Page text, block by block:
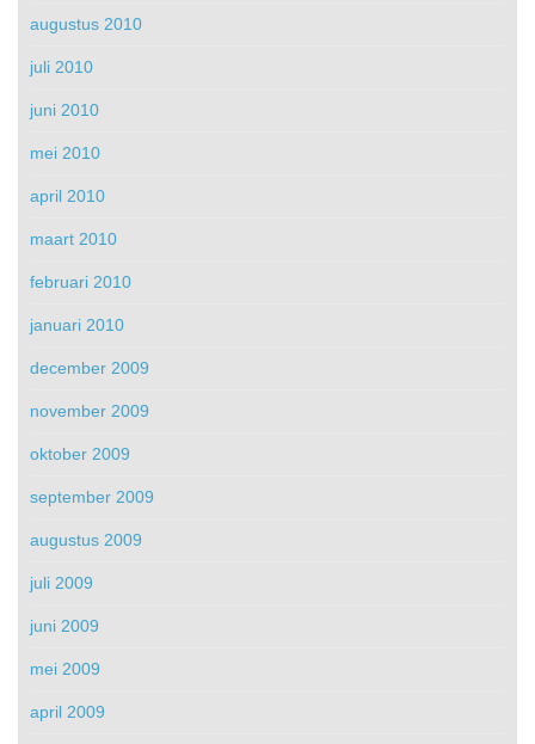
augustus 2010
juli 2010
juni 2010
mei 2010
april 2010
maart 2010
februari 2010
januari 2010
december 2009
november 2009
oktober 2009
september 2009
augustus 2009
juli 2009
juni 2009
mei 2009
april 2009